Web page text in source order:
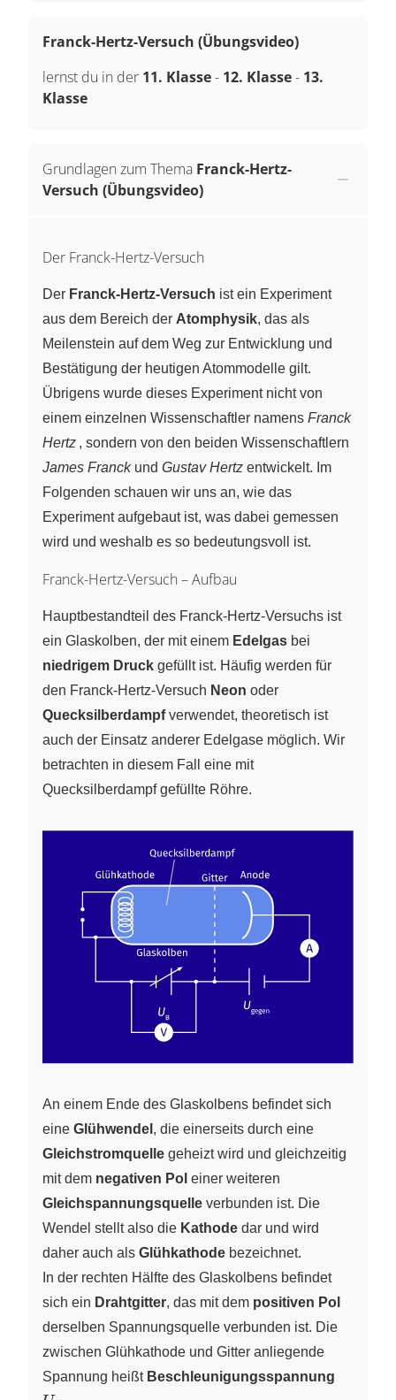
Franck-Hertz-Versuch (Übungsvideo)
lernst du in der 11. Klasse- 12. Klasse- 13.
Klasse
Grundlagen zum Thema Franck-Hertz-
Versuch (Übungsvideo)
Der Franck-Hertz-Versuch
Der Franck-Hertz-Versuch ist ein Experiment
aus dem Bereich der Atomphysik, das als
Meilenstein auf dem Weg zur Entwicklung und
Bestätigung der heutigen Atommodelle gilt.
Übrigens wurde dieses Experiment nicht von
einem einzelnen Wissenschaftler namens Franck
Hertz , sondern von den beiden Wissenschaftlern
James Franckund Gustav Hertz entwickelt. Im
Folgenden schauen wir uns an, wie das
Experiment aufgebaut ist, was dabei gemessen
wird und weshalb es so bedeutungsvoll ist.
Franck-Hertz-Versuch – Aufbau
Hauptbestandteil des Franck-Hertz-Versuchs ist
ein Glaskolben, der mit einem Edelgas bei
niedrigem Druck gefüllt ist. Häufig werden für
den Franck-Hertz-Versuch Neon oder
Quecksilberdampfverwendet, theoretisch ist
auch der Einsatz anderer Edelgase möglich. Wir
betrachten in diesem Fall eine mit
Quecksilberdampf gefüllte Röhre.
An einem Ende des Glaskolbens befindet sich
eine Glühwendel , die einerseits durch eine
Gleichstromquelle geheizt wird und gleichzeitig
mit dem negativen Pol einer weiteren
Gleichspannungsquelle verbunden ist. Die
Wendel stellt also die Kathode dar und wird
daher auch als Glühkathode bezeichnet.
In der rechten Hälfte des Glaskolbens befindet
sich ein Drahtgitter, das mit dem positiven Pol
derselben Spannungsquelle verbunden ist. Die
zwischen Glühkathode und Gitter anliegende
Spannung heißt Beschleunigungsspannung